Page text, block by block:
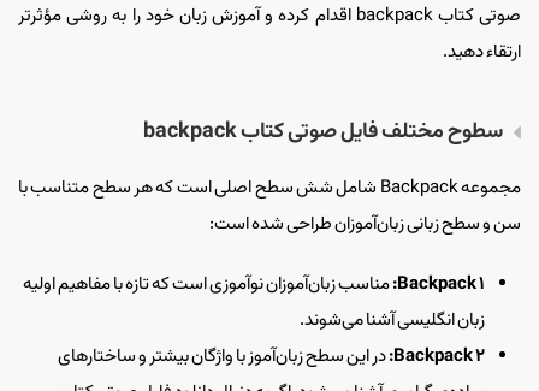
صوتی کتاب backpack اقدام کرده و آموزش زبان خود را به روشی مؤثرتر
ارتقاء دهید.
سطوح مختلف فایل صوتی کتاب backpack
مجموعه Backpack شامل شش سطح اصلی است که هر سطح متناسب با
سن و سطح زبانی زبان‌آموزان طراحی شده است:
Backpack 1: مناسب زبان‌آموزان نوآموزی است که تازه با مفاهیم اولیه
زبان انگلیسی آشنا می‌شوند.
Backpack 2: در این سطح زبان‌آموز با واژگان بیشتر و ساختارهای